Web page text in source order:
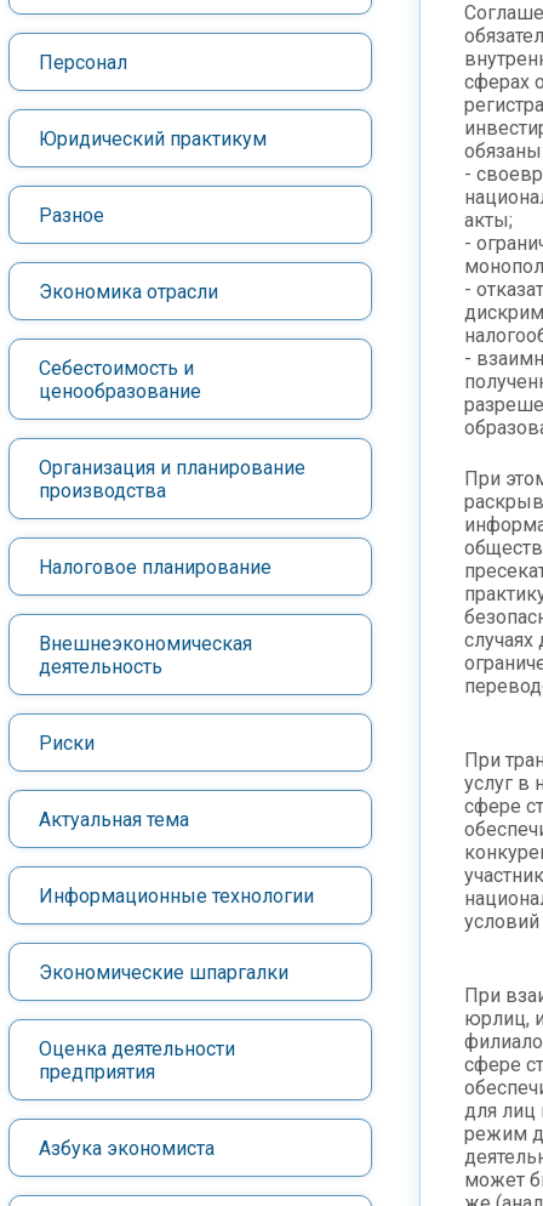
Персонал
Юридический практикум
Разное
Экономика отрасли
Себестоимость и
ценообразование
Организация и планирование
производства
Налоговое планирование
Внешнеэкономическая
деятельность
Риски
Актуальная тема
Информационные технологии
Экономические шпаргалки
Оценка деятельности
предприятия
Азбука экономиста
сферах
-
акты;
-
-
-
При
случаях
При
услуг в
сфере
При
юрлиц,
сфере
для лиц
режим
может